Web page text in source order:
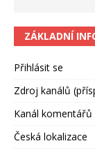
ZÁKLADNÍ
Přihlásit se
Zdroj kanálů
Kanál komentářů
Česká lokalizace